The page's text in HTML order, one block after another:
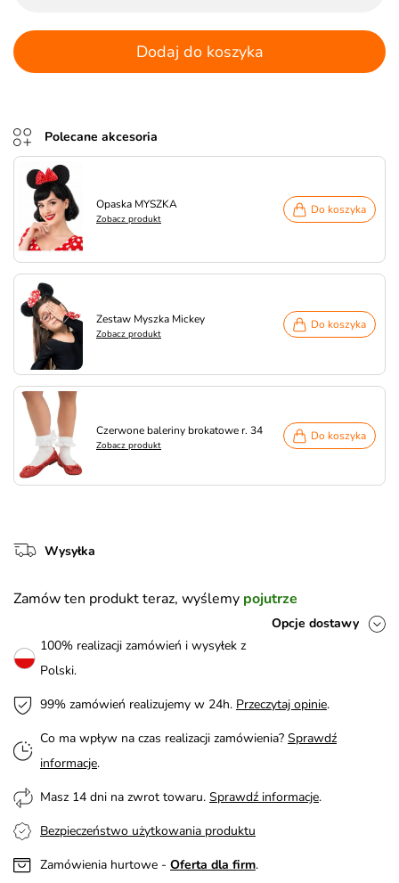
Dodaj do koszyka
Polecane akcesoria
Opaska MYSZKA
Zobacz produkt
Do koszyka
Zestaw Myszka Mickey
Zobacz produkt
Do koszyka
Czerwone baleriny brokatowe r. 34
Zobacz produkt
Do koszyka
Wysyłka
Zamów ten produkt teraz, wyślemy pojutrze
Opcje dostawy
100% realizacji zamówień i wysyłek z
Polski.
99% zamówień realizujemy w 24h. Przeczytaj opinie.
Co ma wpływ na czas realizacji zamówienia? Sprawdź
informacje.
Masz 14 dni na zwrot towaru. Sprawdź informacje.
Bezpieczeństwo użytkowania produktu
Zamówienia hurtowe - Oferta dla firm.